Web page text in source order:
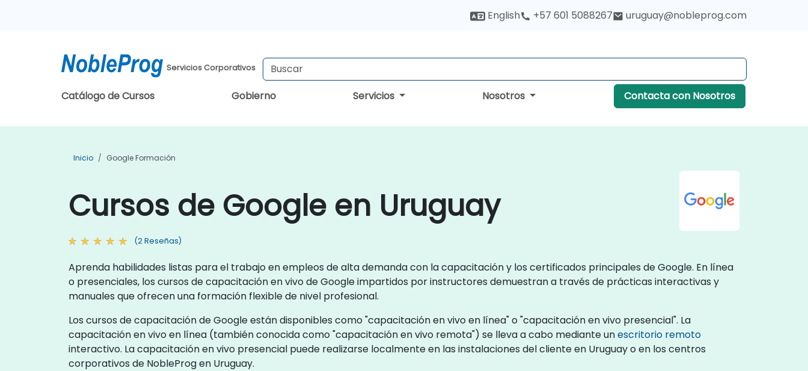
English +57 601 5088267 uruguay@nobleprog.com
Servicios Corporativos
Catálogo de Cursos Gobierno Servicios Nosotros Contacta con Nosotros
Inicio Google Formación
Cursos de Google en Uruguay
(2 Reseñas)
Aprenda habilidades listas para el trabajo en empleos de alta demanda con la capacitación y los certificados principales de Google. En línea
o presenciales, los cursos de capacitación en vivo de Google impartidos por instructores demuestran a través de prácticas interactivas y
manuales que ofrecen una formación flexible de nivel profesional.
Los cursos de capacitación de Google están disponibles como "capacitación en vivo en línea" o "capacitación en vivo presencial". La
capacitación en vivo en línea (también conocida como "capacitación en vivo remota") se lleva a cabo mediante unescritorio remoto
interactivo. La capacitación en vivo presencial puede realizarse localmente en las instalaciones del cliente en Uruguay o en los centros
corporativos de NobleProg en Uruguay.